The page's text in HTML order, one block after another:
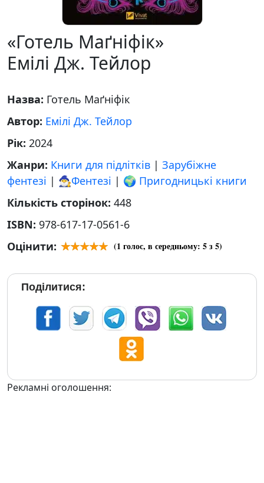
«Готель Маґніфік»
Емілі Дж. Тейлор
Назва: Готель Маґніфік
Автор: Емілі Дж. Тейлор
Рік: 2024
Жанри: Книги для підлітків | Зарубіжне
фентезі | 🧙‍♂️Фентезі | 🌍 Пригодницькі книги
Кількість сторінок: 448
ISBN: 978-617-17-0561-6
Оцінити:
(1 голос, в середньому: 5з 5)
Поділитися:
Рекламні оголошення: